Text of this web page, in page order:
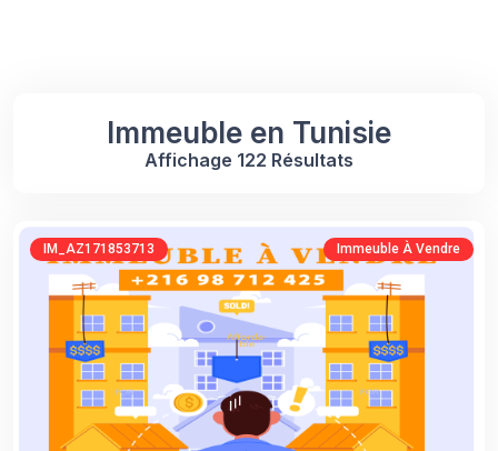
Immeuble en Tunisie
Affichage 122 Résultats
IM_AZ171853713 Immeuble À Vendre